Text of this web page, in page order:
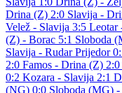
Drina (Z) 2:0 Slavija -
Velež - Slavija 3:5 Leotar
(Z) - Borac 5:1 Sloboda
Slavija - Rudar Prijedor
2:0 Famos - Drina (Z) 2:0
0:2 Kozara - Slavija 2:1
(NG) 0:0 Sloboda (MG)